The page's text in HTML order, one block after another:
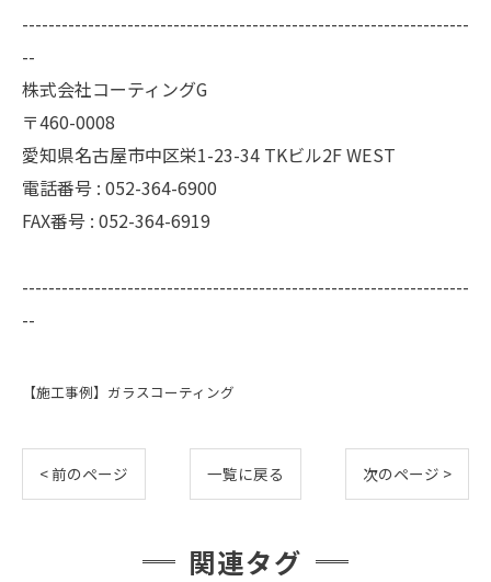
--------------------------------------------------------------------
--
株式会社コーティングG
〒460-0008
愛知県名古屋市中区栄1-23-34 TKビル2F WEST
電話番号 : 052-364-6900
FAX番号 : 052-364-6919
--------------------------------------------------------------------
--
【施工事例】ガラスコーティング
< 前のページ 一覧に戻る 次のページ >
関連タグ